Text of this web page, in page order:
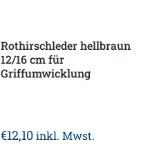
Rothirschleder hellbraun
12/16 cm für
Griffumwicklung
€12,10 inkl. Mwst.